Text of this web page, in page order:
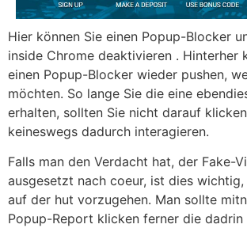
Hier können Sie einen Popup-Blocker
inside Chrome deaktivieren . Hinterher
einen Popup-Blocker wieder pushen,
möchten. So lange Sie die eine
erhalten, sollten Sie nicht darauf
keineswegs dadurch interagieren.
Falls man den Verdacht hat, der Fake-
ausgesetzt nach coeur, ist dies
auf der hut vorzugehen. Man sollte
Popup-Report klicken ferner die dadrin